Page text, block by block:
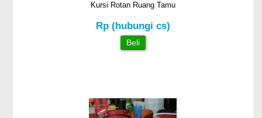
Kursi Rotan Ruang Tamu
Rp (hubungi cs)
Beli